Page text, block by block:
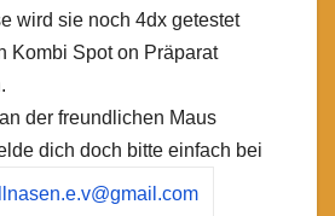
wird sie noch 4dx getestet
Kombi Spot on Präparat
der freundlichen Maus
dich doch bitte einfach bei